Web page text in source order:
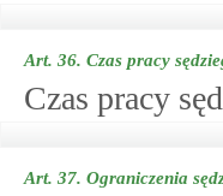
Art. 36. Czas pracy
Czas pracy
Art. 37. Ograniczenia